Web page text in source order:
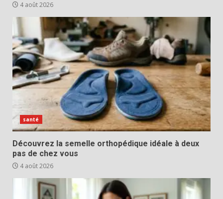
4 août 2026
santé
Découvrez la semelle orthopédique idéale à deux
pas de chez vous
4 août 2026